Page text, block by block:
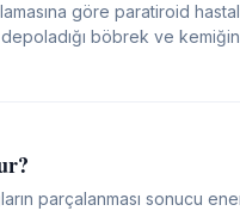
göre paratiroid
böbrek ve kemiğin
parçalanması sonucu